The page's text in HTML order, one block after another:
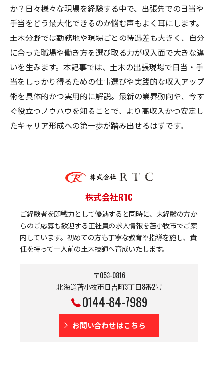
か？日々様々な現場を経験する中で、出張先での日当や
手当をどう最大化できるのか悩む声もよく耳にします。
土木分野では勤務地や現場ごとの待遇差も大きく、自分
に合った職場や働き方を選び取る力が収入面で大きな違
いを生みます。本記事では、土木の出張現場で日当・手
当をしっかり得るための仕事選びや実践的な収入アップ
術を具体的かつ実用的に解説。最新の業界動向や、今す
ぐ役立つノウハウを知ることで、より高収入かつ安定し
たキャリア形成への第一歩が踏み出せるはずです。
株式会社RTC
ご経験者を即戦力として優遇すると同時に、未経験の方か
らのご応募も歓迎する正社員の求人情報を苫小牧市でご案
内しています。初めての方も丁寧な教育や指導を施し、責
任を持って一人前の土木技師へ育成いたします。
〒053-0816
北海道苫小牧市日吉町3丁目8番2号
0144-84-7989
お問い合わせはこちら